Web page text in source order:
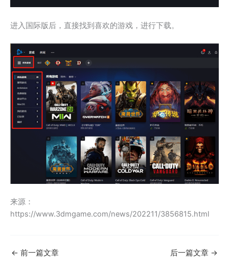
进入国际版后，直接找到喜欢的游戏，进行下载。
来源：
https://www.3dmgame.com/news/202211/3856815.html
← 前一篇文章 后一篇文章 →